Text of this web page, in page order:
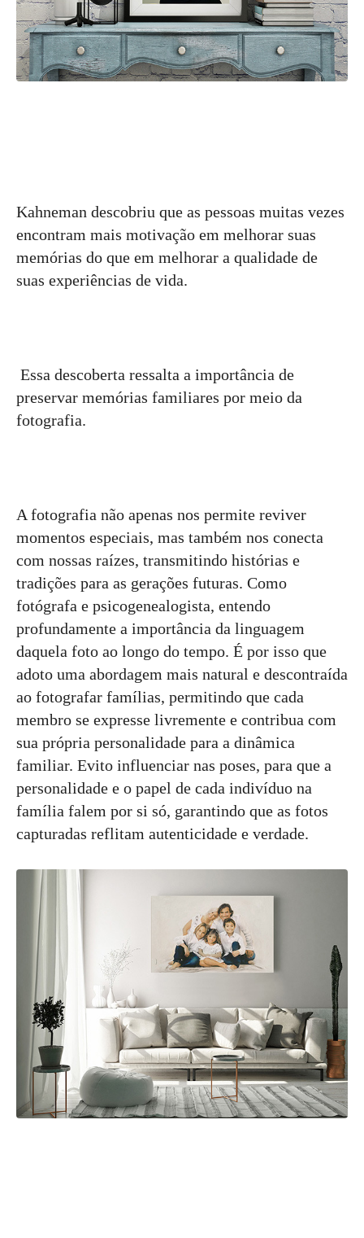
Kahneman descobriu que as pessoas muitas vezes
encontram mais motivação em melhorar suas
memórias do que em melhorar a qualidade de
suas experiências de vida.
Essa descoberta ressalta a importância de
preservar memórias familiares por meio da
fotografia.
A fotografia não apenas nos permite reviver
momentos especiais, mas também nos conecta
com nossas raízes, transmitindo histórias e
tradições para as gerações futuras. Como
fotógrafa e psicogenealogista, entendo
profundamente a importância da linguagem
daquela foto ao longo do tempo. É por isso que
adoto uma abordagem mais natural e descontraída
ao fotografar famílias, permitindo que cada
membro se expresse livremente e contribua com
sua própria personalidade para a dinâmica
familiar. Evito influenciar nas poses, para que a
personalidade e o papel de cada indivíduo na
família falem por si só, garantindo que as fotos
capturadas reflitam autenticidade e verdade.